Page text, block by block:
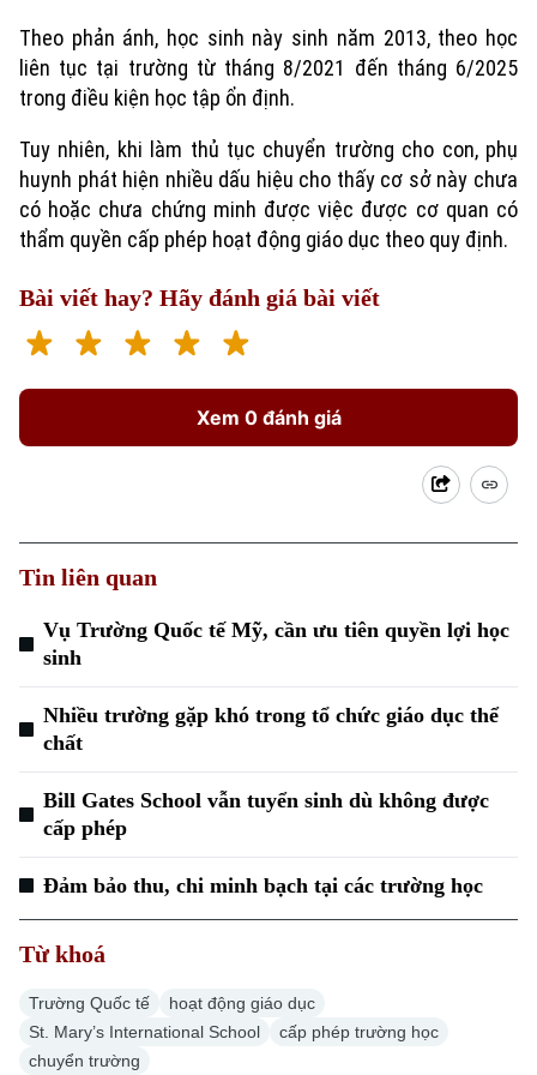
Chính trị
Nhịp sống Hà Nội
Thế giới
Theo phản ánh, học sinh này sinh năm 2013, theo học
liên tục tại trường từ tháng 8/2021 đến tháng 6/2025
trong điều kiện học tập ổn định.
Tuy nhiên, khi làm thủ tục chuyển trường cho con, phụ
huynh phát hiện nhiều dấu hiệu cho thấy cơ sở này chưa
có hoặc chưa chứng minh được việc được cơ quan có
thẩm quyền cấp phép hoạt động giáo dục theo quy định.
Bài viết hay? Hãy đánh giá bài viết
Xem 0 đánh giá
Tin liên quan
Vụ Trường Quốc tế Mỹ, cần ưu tiên quyền lợi học
sinh
Nhiều trường gặp khó trong tổ chức giáo dục thể
chất
Bill Gates School vẫn tuyển sinh dù không được
cấp phép
Đảm bảo thu, chi minh bạch tại các trường học
Từ khoá
Trường Quốc tế
hoạt động giáo dục
St. Mary’s International School
cấp phép trường học
chuyển trường